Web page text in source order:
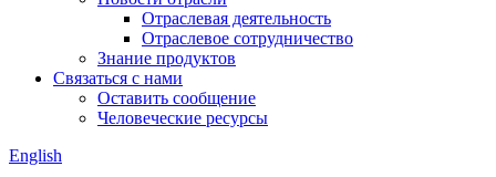
Отраслевая деятельность
Отраслевое сотрудничество
Знание продуктов
Связаться с нами
Оставить сообщение
Человеческие ресурсы
English